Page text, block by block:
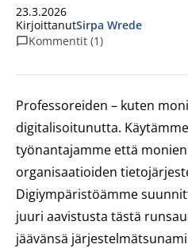
23.3.2026
KirjoittanutSirpa Wrede
Kommentit (1)
Professoreiden – kuten
digitalisoitunutta.
työnantajamme että
organisaatioiden
Digiympäristöämme
juuri aavistusta tästä
jäävänsä